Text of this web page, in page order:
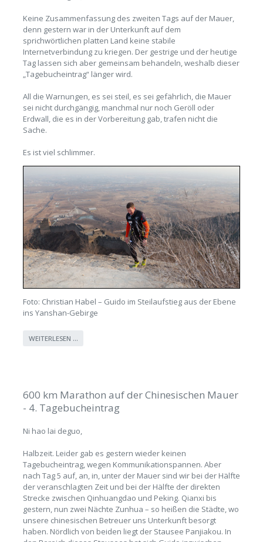
Keine Zusammenfassung des zweiten Tags auf der Mauer,
denn gestern war in der Unterkunft auf dem
sprichwörtlichen platten Land keine stabile
Internetverbindung zu kriegen. Der gestrige und der heutige
Tag lassen sich aber gemeinsam behandeln, weshalb dieser
„Tagebucheintrag“ länger wird.
All die Warnungen, es sei steil, es sei gefährlich, die Mauer
sei nicht durchgängig, manchmal nur noch Geröll oder
Erdwall, die es in der Vorbereitung gab, trafen nicht die
Sache.
Es ist viel schlimmer.
Foto: Christian Habel – Guido im Steilaufstieg aus der Ebene
ins Yanshan-Gebirge
WEITERLESEN …
600 km Marathon auf der Chinesischen Mauer
- 4. Tagebucheintrag
Ni hao lai deguo,
Halbzeit. Leider gab es gestern wieder keinen
Tagebucheintrag, wegen Kommunikationspannen. Aber
nach Tag 5 auf, an, in, unter der Mauer sind wir bei der Hälfte
der veranschlagten Zeit und bei der Hälfte der direkten
Strecke zwischen Qinhuangdao und Peking. Qianxi bis
gestern, nun zwei Nächte Zunhua – so heißen die Städte, wo
unsere chinesischen Betreuer uns Unterkunft besorgt
haben. Nördlich von beiden liegt der Stausee Panjiakou. In